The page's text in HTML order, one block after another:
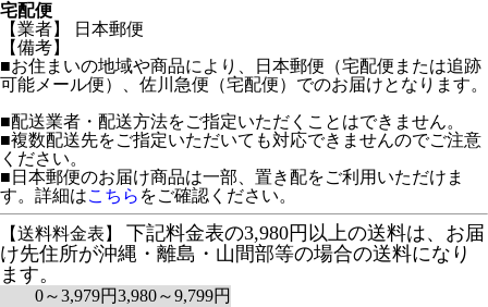
宅配便
【業者】 日本郵便
【備考】
■お住まいの地域や商品により、日本郵便（宅配便または追跡
可能メール便）、佐川急便（宅配便）でのお届けとなります。
■配送業者・配送方法をご指定いただくことはできません。
■複数配送先をご指定いただいても対応できませんのでご注意
ください。
■日本郵便のお届け商品は一部、置き配をご利用いただけま
す。詳細はこちら をご確認ください。
【送料料金表】
下記料金表の3,980円以上の送料は、お届
け先住所が沖縄・離島・山間部等の場合の送料になり
ます。
0～3,979円3,980～9,799円